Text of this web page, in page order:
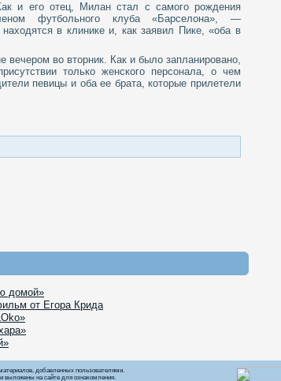
и его отец, Милан стал с самого рождения
футбольного клуба «Барселона», —
в клинике и, как заявил Пике, «оба в
вечером во вторник. Как и было запланировано,
только женского персонала, о чем
певицы и оба ее брата, которые прилетели
домой»
от Егора Крида
добавленных пользователями.
выложены на сайте для ознакомления.